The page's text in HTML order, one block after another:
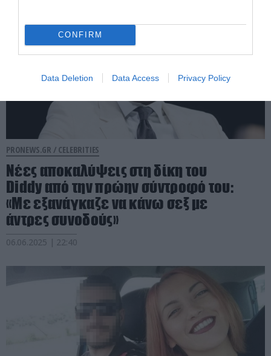
CONFIRM
Data Deletion Data Access Privacy Policy
PRONEWS.GR / CELEBRITIES
Νέες αποκαλύψεις στη δίκη του
Diddy από την πρώην σύντροφό του:
«Με εξανάγκαζε να κάνω σεξ με
άντρες συνοδούς»
06.06.2025 | 22:40